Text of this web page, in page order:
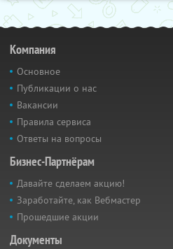
Компания
Основное
Публикации о нас
Вакансии
Правила сервиса
Ответы на вопросы
Бизнес-Партнёрам
Давайте сделаем акцию!
Заработайте, как Вебмастер
Прошедшие акции
Документы